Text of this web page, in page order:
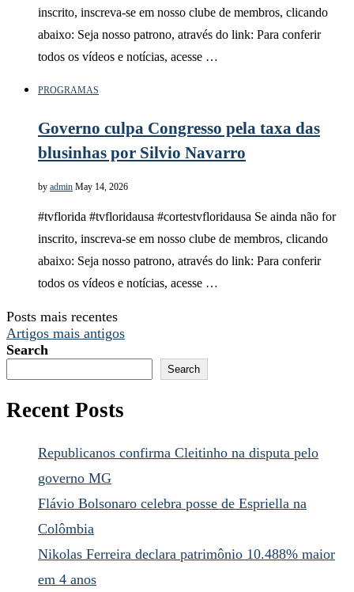
inscrito, inscreva-se em nosso clube de membros, clicando
abaixo: Seja nosso patrono, através do link: Para conferir
todos os vídeos e notícias, acesse …
PROGRAMAS
Governo culpa Congresso pela taxa das
blusinhas por Silvio Navarro
by admin May 14, 2026
#tvflorida #tvfloridausa #cortestvfloridausa Se ainda não for
inscrito, inscreva-se em nosso clube de membros, clicando
abaixo: Seja nosso patrono, através do link: Para conferir
todos os vídeos e notícias, acesse …
Posts mais recentes
Artigos mais antigos
Search
Search
Recent Posts
Republicanos confirma Cleitinho na disputa pelo
governo MG
Flávio Bolsonaro celebra posse de Espriella na
Colômbia
Nikolas Ferreira declara patrimônio 10.488% maior
em 4 anos